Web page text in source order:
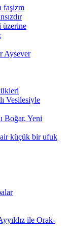
faşizm
üzerine
Aysever
Vesilesiyle
Boğar, Yeni
küçük bir ufuk
ile Orak-